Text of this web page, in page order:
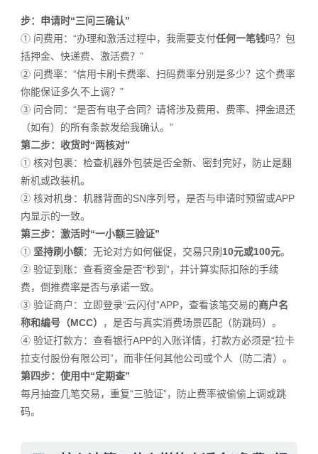
步：申请时“三问三确认”
① 问费用：“办理和激活过程中，我需要支付任何一笔钱吗？包
括押金、快递费、激活费？”
② 问费率：“信用卡刷卡费率、扫码费率分别是多少？这个费率
你能保证多久不上调？”
③ 问合同：“是否有电子合同？请将涉及费用、费率、押金退还
（如有）的所有条款发给我确认。”
第二步：收货时“两核对”
① 核对包裹：检查机器外包装是否全新、密封完好，防止是翻
新机或改装机。
② 核对机身：机器背面的SN序列号，是否与申请时预留或APP
内显示的一致。
第三步：激活时“一小额三验证”
① 坚持刷小额：无论对方如何催促，交易只刷 10元或100元。
② 验证到账：查看资金是否“秒到”，并计算实际扣除的手续
费，倒推费率是否与承诺一致。
③ 验证商户：立即登录“云闪付”APP，查看该笔交易的商户名
称和编号（MCC）
，是否与真实消费场景匹配（防跳码）。
④ 验证打款方：查看银行APP的入账详情，打款方必须是“拉卡
拉支付股份有限公司”，而非任何其他公司或个人（防二清）。
第四步：使用中“定期查”
每月抽查几笔交易，重复“三验证”，防止费率被偷偷上调或跳
码。